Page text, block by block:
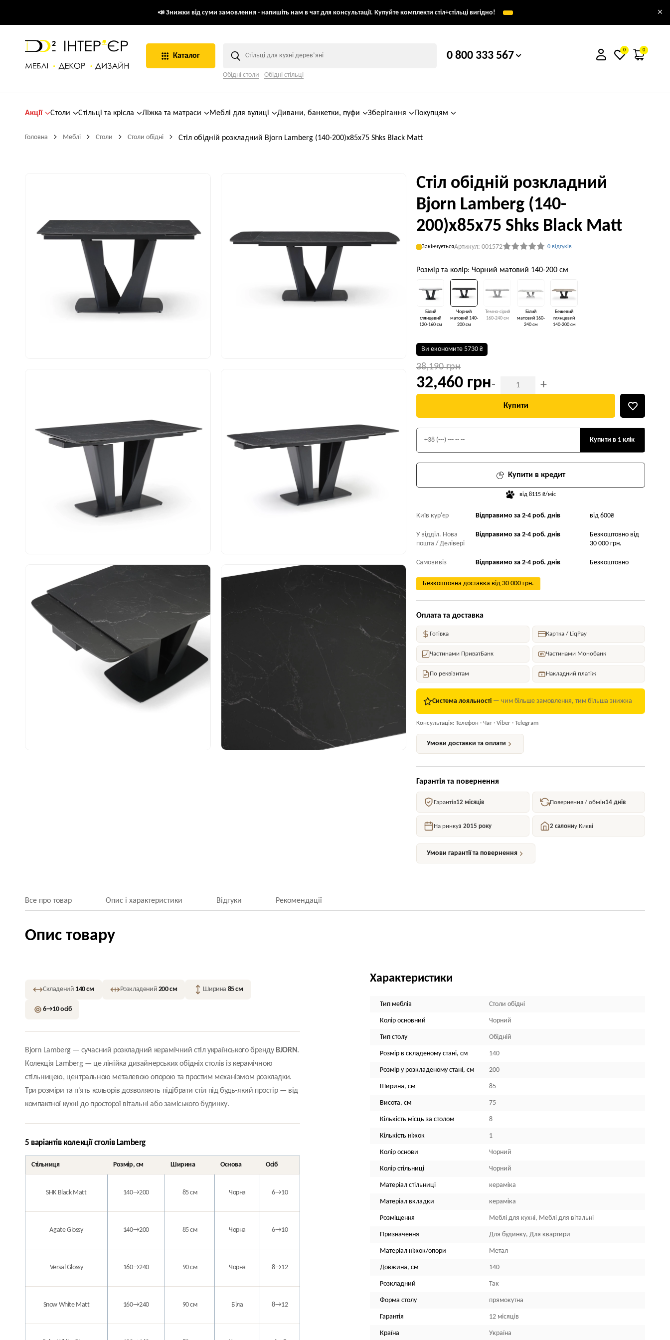
📣 Знижки від суми замовлення - напишіть нам в чат для консультації. Купуйте комплекти стіл+стільці вигідно! ×
Каталог
Обідні столи Обідні стільці
0 800 333 567 0 0
Акції Столи Стільці та крісла Ліжка та матраси Меблі для вулиці Дивани, банкетки, пуфи Зберігання Покупцям
Головна Меблі Столи Столи обідні Стіл обідній розкладний Bjorn Lamberg (140-200)х85х75 Shks Black Matt
Стіл обідній розкладний
Bjorn Lamberg (140-
200)х85х75 Shks Black Matt
ЗакінчуєтьсяАртикул: 001572 0 відгуків
Розмір та колір: Чорний матовий 140-200 см
Білий
глянцевий
120-160 см
Чорний
матовий 140-
200 см
Темно-сірий
160-240 см
Білий
матовий 160-
240 см
Бежевий
глянцевий
140-200 см
Ви економите 5730 ₴
38,190 грн
32,460 грн- +
Купити
Купити в кредит
від 8115 ₴/міс
Купити в 1 клік
Київ кур'єр Відправимо за 2-4 роб. днів від 600₴
У відділ. Нова
пошта / Делівері
Відправимо за 2-4 роб. днів
Безкоштовно від
30 000 грн.
Самовивіз Відправимо за 2-4 роб. днів Безкоштовно
Безкоштовна доставка від 30 000 грн.
Оплата та доставка
Готівка Картка / LiqPay
Частинами ПриватБанк Частинами Монобанк
По реквізитам Накладний платіж
Система лояльності — чим більше замовлення, тим більша знижка
Консультація: Телефон · Чат · Viber · Telegram
Умови доставки та оплати
Гарантія та повернення
Гарантія12 місяців Повернення / обмін14 днів
На ринкуз 2015 року 2 салониу Києві
Умови гарантії та повернення
Все про товар Опис і характеристики Відгуки Рекомендації
Опис товару
Складений 140 см Розкладений 200 см Ширина 85 см
6→10 осіб
Bjorn Lamberg — сучасний розкладний керамічний стіл українського бренду BJORN.
Колекція Lamberg — це лінійка дизайнерських обідніх столів із керамічною
стільницею, центральною металевою опорою та простим механізмом розкладки.
Три розміри та п'ять кольорів дозволяють підібрати стіл під будь-який простір — від
компактної кухні до просторої вітальні або заміського будинку.
5 варіантів колекції столів Lamberg
Стільниця Розмір, см Ширина Основа Осіб
SHK Black Matt 140→200 85 см Чорна 6→10
Agate Glossy 140→200 85 см Чорна 6→10
Versal Glossy 160→240 90 см Чорна 8→12
Snow White Matt 160→240 90 см Біла 8→12
Характеристики
Тип меблів Столи обідні
Колір основний Чорний
Тип столу Обідній
Розмір в складеному стані, см 140
Розмір у розкладеному стані, см 200
Ширина, см 85
Висота, см 75
Кількість місць за столом 8
Кількість ніжок 1
Колір основи Чорний
Колір стільниці Чорний
Матеріал стільниці кераміка
Матеріал вкладки кераміка
Розміщення Меблі для кухні, Меблі для вітальні
Призначення Для будинку, Для квартири
Матеріал ніжок/опори Метал
Довжина, см 140
Розкладний Так
Форма столу прямокутна
Гарантія 12 місяців
Країна Україна